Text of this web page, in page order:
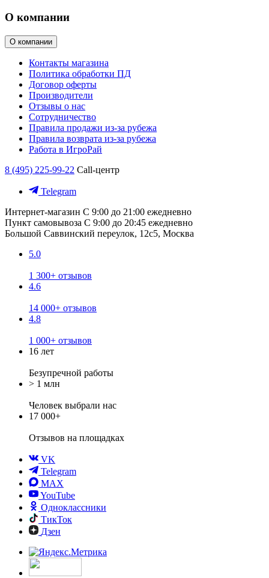
О компании
О компании
Контакты магазина
Политика обработки ПД
Договор оферты
Производители
Отзывы о нас
Сотрудничество
Правила продажи из-за рубежа
Правила возврата из-за рубежа
Работа в ИгроРай
8 (495) 225-99-22 Call-центр
Telegram
Интернет-магазин С 9:00 до 21:00 ежедневно
Пункт самовывоза С 9:00 до 20:45 ежедневно
Большой Саввинский переулок, 12с5, Москва
5.0
1 300+ отзывов
4.6
14 000+ отзывов
4.8
1 000+ отзывов
16 лет
Безупречной работы
> 1 млн
Человек выбрали нас
17 000+
Отзывов на площадках
VK
Telegram
MAX
YouTube
Одноклассники
ТикТок
Дзен